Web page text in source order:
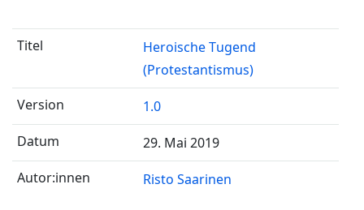
Heroische Tugend
(Protestantismus)
1.0
29. Mai 2019
Risto Saarinen